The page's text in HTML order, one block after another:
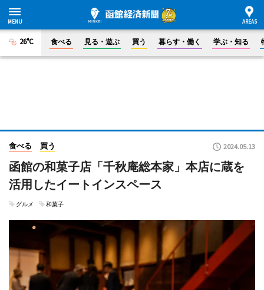
26°C 食べる 見る・遊ぶ 買う 暮らす・働く 学ぶ・知る
食べる 買う 2024.05.13
函館の和菓子店「千秋庵総本家」本店に蔵を
活用したイートインスペース
グルメ 和菓子